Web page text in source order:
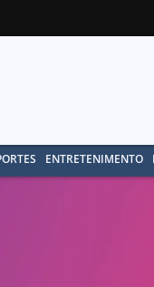
ENTRETENIMENTO